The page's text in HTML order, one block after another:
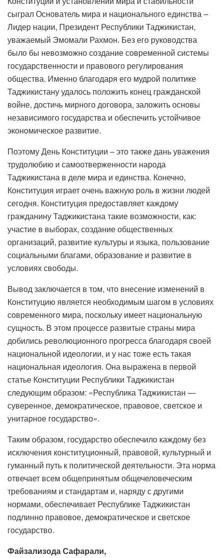
сыграл Основатель мира и национального единства –
Лидер нации, Президент Республики Таджикистан,
уважаемый Эмомали Рахмон. Без его руководства
было бы невозможно создание современной системы
государственности и правового регулирования
общества. Именно благодаря его мудрой политике
Таджикистану удалось положить конец гражданской
войне, достичь мирного договора, заложить основы
независимого государства и обеспечить устойчивое
экономическое развитие.
Поэтому День Конституции – это также дань уважения
трудолюбию и самоотверженности народа
Таджикистана в деле мира и единства. Конечно,
Конституция играет очень важную роль в жизни людей
сегодня. Конституция предоставляет каждому
гражданину Таджикистана такие возможности, как:
участие в выборах, создание общественных
организаций, развитие культуры и языка, пользование
социальными благами, образование и развитие в
условиях свободы.
Вывод заключается в том, что внесение изменений в
Конституцию является необходимым шагом в условиях
современного мира, поскольку имеет национальную
сущность. В этом процессе развитые страны мира
добились революционного прогресса благодаря своей
национальной идеологии, и у нас тоже есть такая
национальная идеология. Она выражена в первой
статье Конституции Республики Таджикистан
следующим образом: «Республика Таджикистан —
суверенное, демократическое, правовое, светское и
унитарное государство».
Таким образом, государство обеспечило каждому без
исключения конституционный, правовой, культурный и
гуманный путь к политической деятельности. Эта норма
отвечает всем общепринятым общечеловеческим
требованиям и стандартам и, наряду с другими
нормами, обеспечивает Республике Таджикистан
подлинно правовое, демократическое и светское
государство.
Файзализода Сафарали,